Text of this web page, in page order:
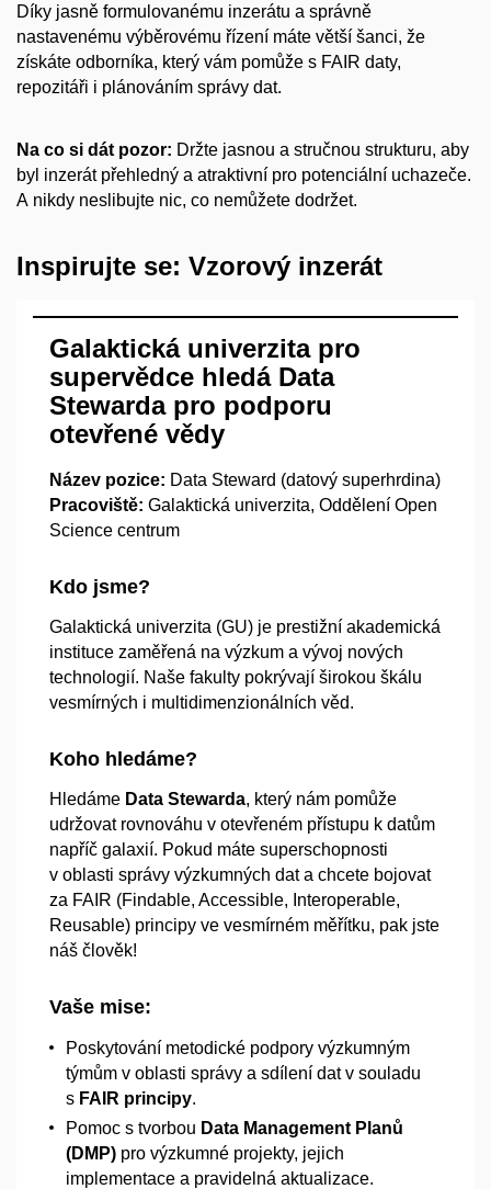
Díky jasně formulovanému inzerátu a správně
nastavenému výběrovému řízení máte větší šanci, že
získáte odborníka, který vám pomůže s FAIR daty,
repozitáři i plánováním správy dat.
Na co si dát pozor: Držte jasnou a stručnou strukturu, aby
byl inzerát přehledný a atraktivní pro potenciální uchazeče.
A nikdy neslibujte nic, co nemůžete dodržet.
Inspirujte se: Vzorový inzerát
Galaktická univerzita pro
supervědce hledá Data
Stewarda pro podporu
otevřené vědy
Název pozice: Data Steward (datový superhrdina)
Pracoviště: Galaktická univerzita, Oddělení Open
Science centrum
Kdo jsme?
Galaktická univerzita (GU) je prestižní akademická
instituce zaměřená na výzkum a vývoj nových
technologií. Naše fakulty pokrývají širokou škálu
vesmírných i multidimenzionálních věd.
Koho hledáme?
Hledáme Data Stewarda, který nám pomůže
udržovat rovnováhu v otevřeném přístupu k datům
napříč galaxií. Pokud máte superschopnosti
v oblasti správy výzkumných dat a chcete bojovat
za FAIR (Findable, Accessible, Interoperable,
Reusable) principy ve vesmírném měřítku, pak jste
náš člověk!
Vaše mise:
Poskytování metodické podpory výzkumným
týmům v oblasti správy a sdílení dat v souladu
s FAIR principy.
Pomoc s tvorbou Data Management Planů
(DMP) pro výzkumné projekty, jejich
implementace a pravidelná aktualizace.